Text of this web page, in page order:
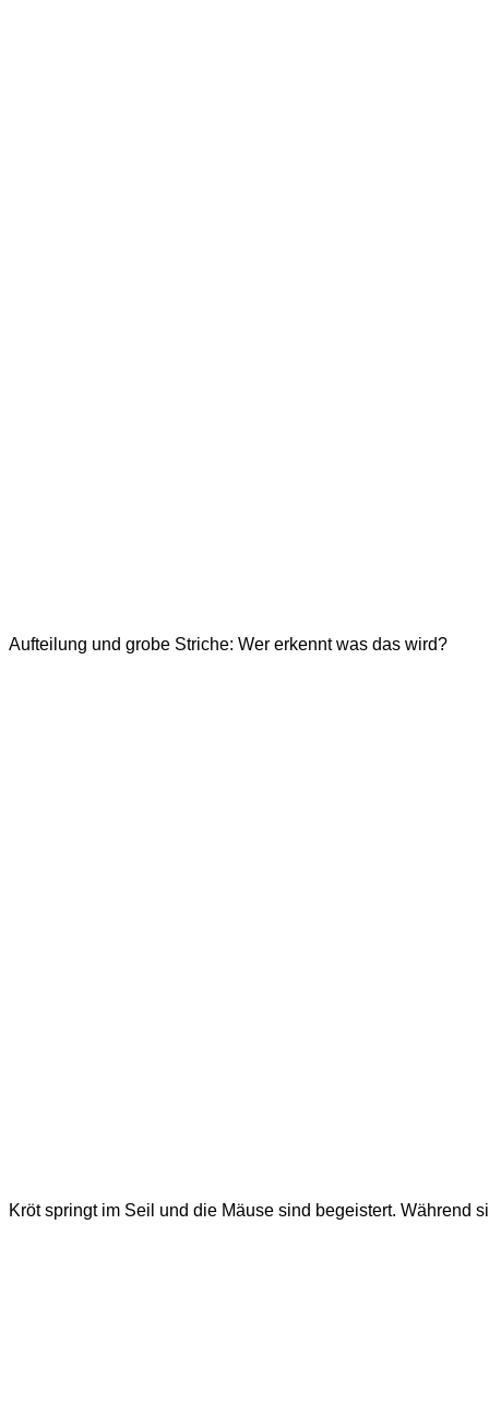
Aufteilung und grobe Striche: Wer erkennt was das wird?
Kröt springt im Seil und die Mäuse sind begeistert. Während